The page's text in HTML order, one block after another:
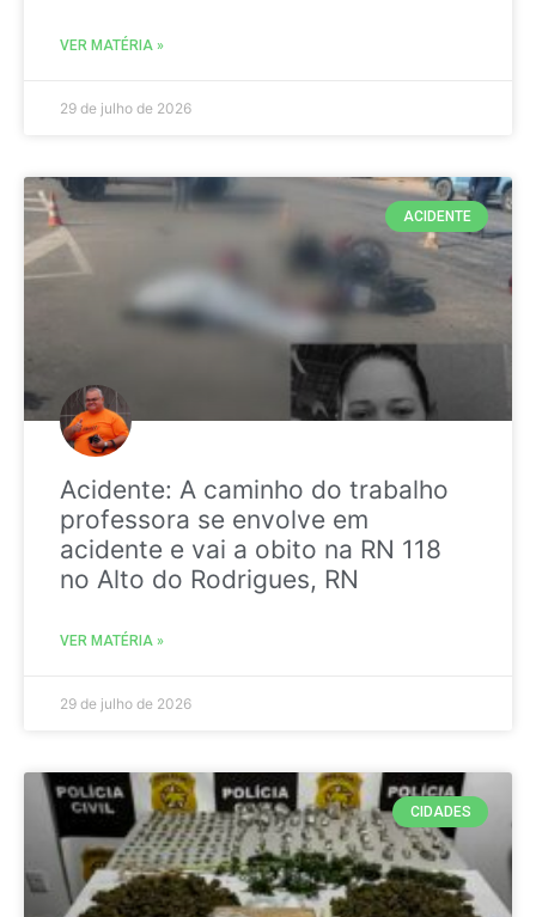
VER MATÉRIA »
29 de julho de 2026
ACIDENTE
Acidente: A caminho do trabalho
professora se envolve em
acidente e vai a obito na RN 118
no Alto do Rodrigues, RN
VER MATÉRIA »
29 de julho de 2026
CIDADES